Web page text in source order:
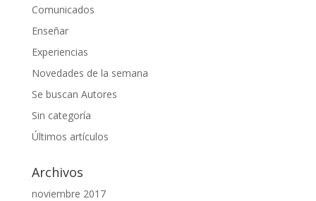
Comunicados
Enseñar
Experiencias
Novedades de la semana
Se buscan Autores
Sin categoría
Últimos artículos
Archivos
noviembre 2017